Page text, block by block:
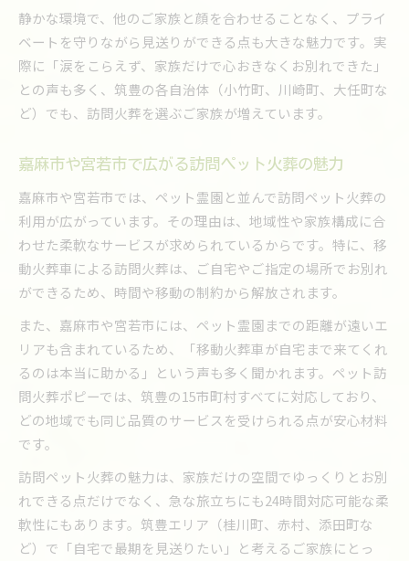
静かな環境で、他のご家族と顔を合わせることなく、プライ
ベートを守りながら見送りができる点も大きな魅力です。実
際に「涙をこらえず、家族だけで心おきなくお別れできた」
との声も多く、筑豊の各自治体（小竹町、川崎町、大任町な
ど）でも、訪問火葬を選ぶご家族が増えています。
嘉麻市や宮若市で広がる訪問ペット火葬の魅力
嘉麻市や宮若市では、ペット霊園と並んで訪問ペット火葬の
利用が広がっています。その理由は、地域性や家族構成に合
わせた柔軟なサービスが求められているからです。特に、移
動火葬車による訪問火葬は、ご自宅やご指定の場所でお別れ
ができるため、時間や移動の制約から解放されます。
また、嘉麻市や宮若市には、ペット霊園までの距離が遠いエ
リアも含まれているため、「移動火葬車が自宅まで来てくれ
るのは本当に助かる」という声も多く聞かれます。ペット訪
問火葬ポピーでは、筑豊の15市町村すべてに対応しており、
どの地域でも同じ品質のサービスを受けられる点が安心材料
です。
訪問ペット火葬の魅力は、家族だけの空間でゆっくりとお別
れできる点だけでなく、急な旅立ちにも24時間対応可能な柔
軟性にもあります。筑豊エリア（桂川町、赤村、添田町な
ど）で「自宅で最期を見送りたい」と考えるご家族にとっ